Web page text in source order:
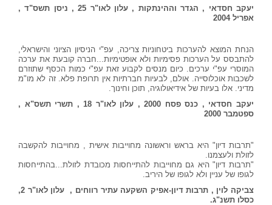
יעקב חסדאי , הגדר וההינתקות , עלון לאו"ר 25 , ניסן תשס"ד ,
אפריל 2004
הנחת המוצא להערכות ביטחוניות צריכה, עפ"י הניסיון הציוני והישראלי,
להתבסס על הערכות פסימיות ולא אופטימיות...חברה קובעת את ערכה
המוסרי עפ"י ערכים. כיום מנסים לקבוע זאת עפ"י כמות הכסף שתוזרם
לשכבות אוכלוסייה. אולם, לבעיות חברתיות אין תרופת פלא. זה לא מו"מ
מדיני. אלו בעיות של אידיאולוגיה, תוכן וחינוך.
יעקב חסדאי , כנס פסח 2000 , עלון לאו"ר 18 , תשרי תשס"א ,
ספטמבר 2000
"תרבות דיון" היא בראש וראשונה מחוייבות אישית , מחוייבות להקשבה
לזולת ולעצמנו.
"תרבות דיון" היא גם מחוייבות להתייחסות מכובדת לזולת...בהתייחסות
לגופו של עניין ולא לגופו של היריב.
צביקה לוין , תרבות דיון-אפיק השקעה עתיר רווחים , עלון לאו"ר 2,
כסלו תשנ"ג.